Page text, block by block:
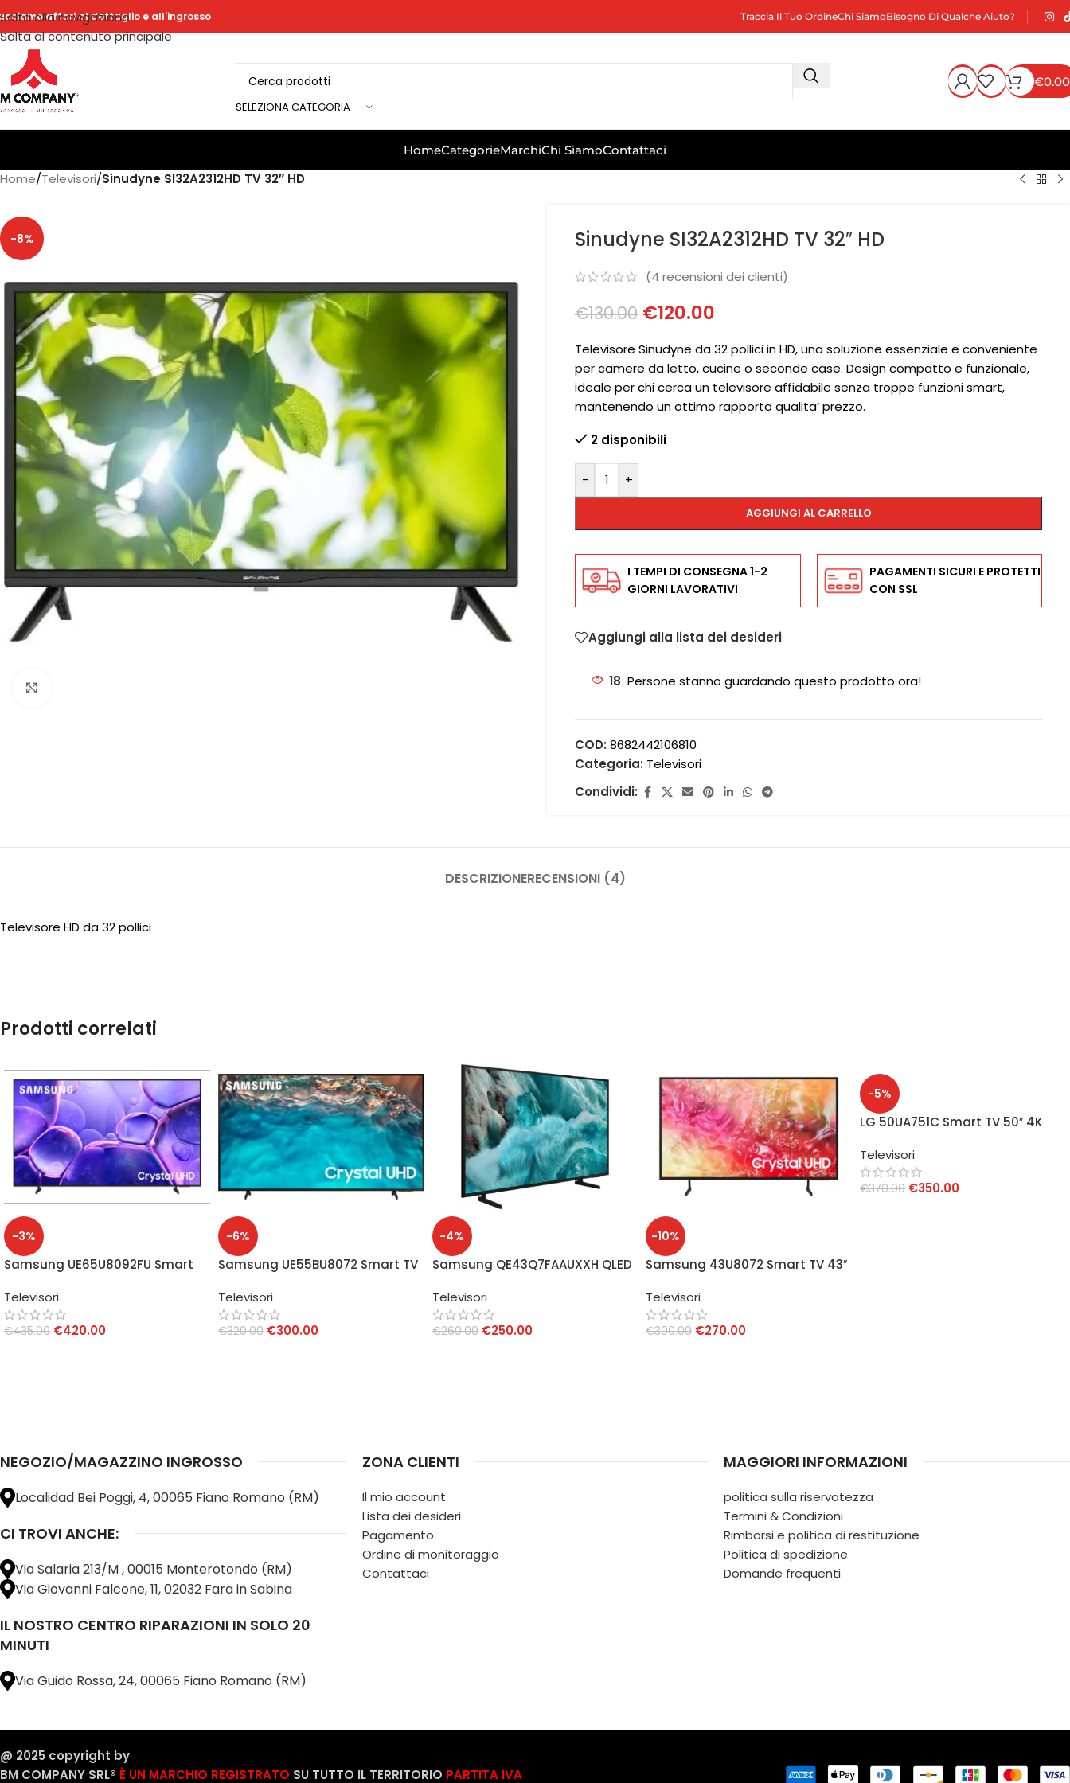
Salta alla navigazione
Salta al contenuto principale
affari al dettaglio e all'ingrosso Traccia Il Tuo OrdineChi SiamoBisogno Di Qualche Aiuto?
SELEZIONA CATEGORIA
€0.00
HomeCategorieMarchiChi SiamoContattaci
Home/Televisori/Sinudyne SI32A2312HD TV 32″ HD
-8% Sinudyne SI32A2312HD TV 32″ HD
(4 recensioni dei clienti)
€130.00 €120.00
Televisore Sinudyne da 32 pollici in HD, una soluzione essenziale e conveniente
per camere da letto, cucine o seconde case. Design compatto e funzionale,
ideale per chi cerca un televisore affidabile senza troppe funzioni smart,
mantenendo un ottimo rapporto qualita’ prezzo.
2 disponibili
- +
AGGIUNGI AL CARRELLO
I TEMPI DI CONSEGNA 1-2
GIORNI LAVORATIVI
PAGAMENTI SICURI E PROTETTI
CON SSL
Aggiungi alla lista dei desideri
18 Persone stanno guardando questo prodotto ora!
COD: 8682442106810
Categoria: Televisori
Condividi:
DESCRIZIONERECENSIONI (4)
Televisore HD da 32 pollici
Prodotti correlati
-3%
Samsung UE65U8092FU Smart
Televisori
€435.00 €420.00
-6%
Samsung UE55BU8072 Smart TV
Televisori
€320.00 €300.00
-4%
Samsung QE43Q7FAAUXXH QLED
Televisori
€260.00 €250.00
-10%
Samsung 43U8072 Smart TV 43″
Televisori
€300.00 €270.00
-5%
LG 50UA751C Smart TV 50″ 4K
Televisori
€370.00 €350.00
NEGOZIO/MAGAZZINO INGROSSO
Localidad Bei Poggi, 4, 00065 Fiano Romano (RM)
CI TROVI ANCHE:
Via Salaria 213/M , 00015 Monterotondo (RM)
Via Giovanni Falcone, 11, 02032 Fara in Sabina
IL NOSTRO CENTRO RIPARAZIONI IN SOLO 20
MINUTI
Via Guido Rossa, 24, 00065 Fiano Romano (RM)
ZONA CLIENTI
Il mio account
Lista dei desideri
Pagamento
Ordine di monitoraggio
Contattaci
MAGGIORI INFORMAZIONI
politica sulla riservatezza
Termini & Condizioni
Rimborsi e politica di restituzione
Politica di spedizione
Domande frequenti
@ 2025 copyright by
BM COMPANY SRL®️ È UN MARCHIO REGISTRATO SU TUTTO IL TERRITORIO PARTITA IVA